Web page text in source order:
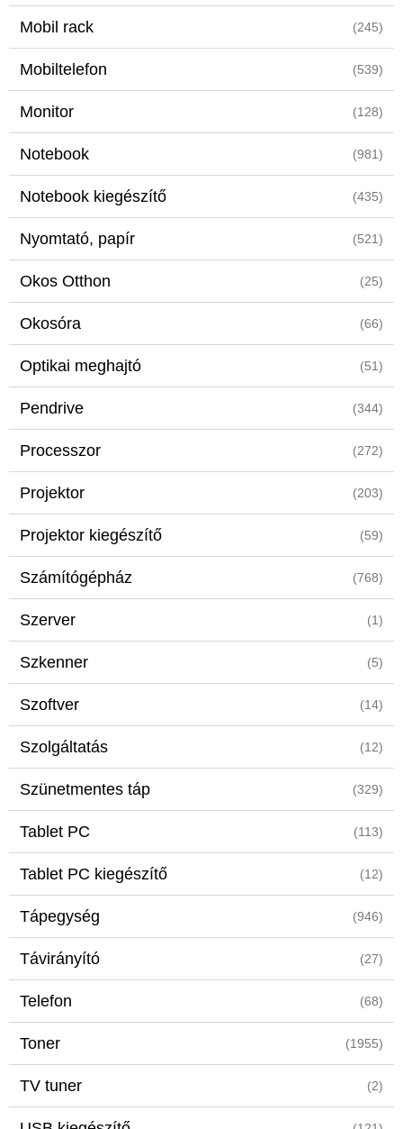
Mobil rack (245)
Mobiltelefon (539)
Monitor (128)
Notebook (981)
Notebook kiegészítő (435)
Nyomtató, papír (521)
Okos Otthon (25)
Okosóra (66)
Optikai meghajtó (51)
Pendrive (344)
Processzor (272)
Projektor (203)
Projektor kiegészítő (59)
Számítógépház (768)
Szerver (1)
Szkenner (5)
Szoftver (14)
Szolgáltatás (12)
Szünetmentes táp (329)
Tablet PC (113)
Tablet PC kiegészítő (12)
Tápegység (946)
Távirányító (27)
Telefon (68)
Toner (1955)
TV tuner (2)